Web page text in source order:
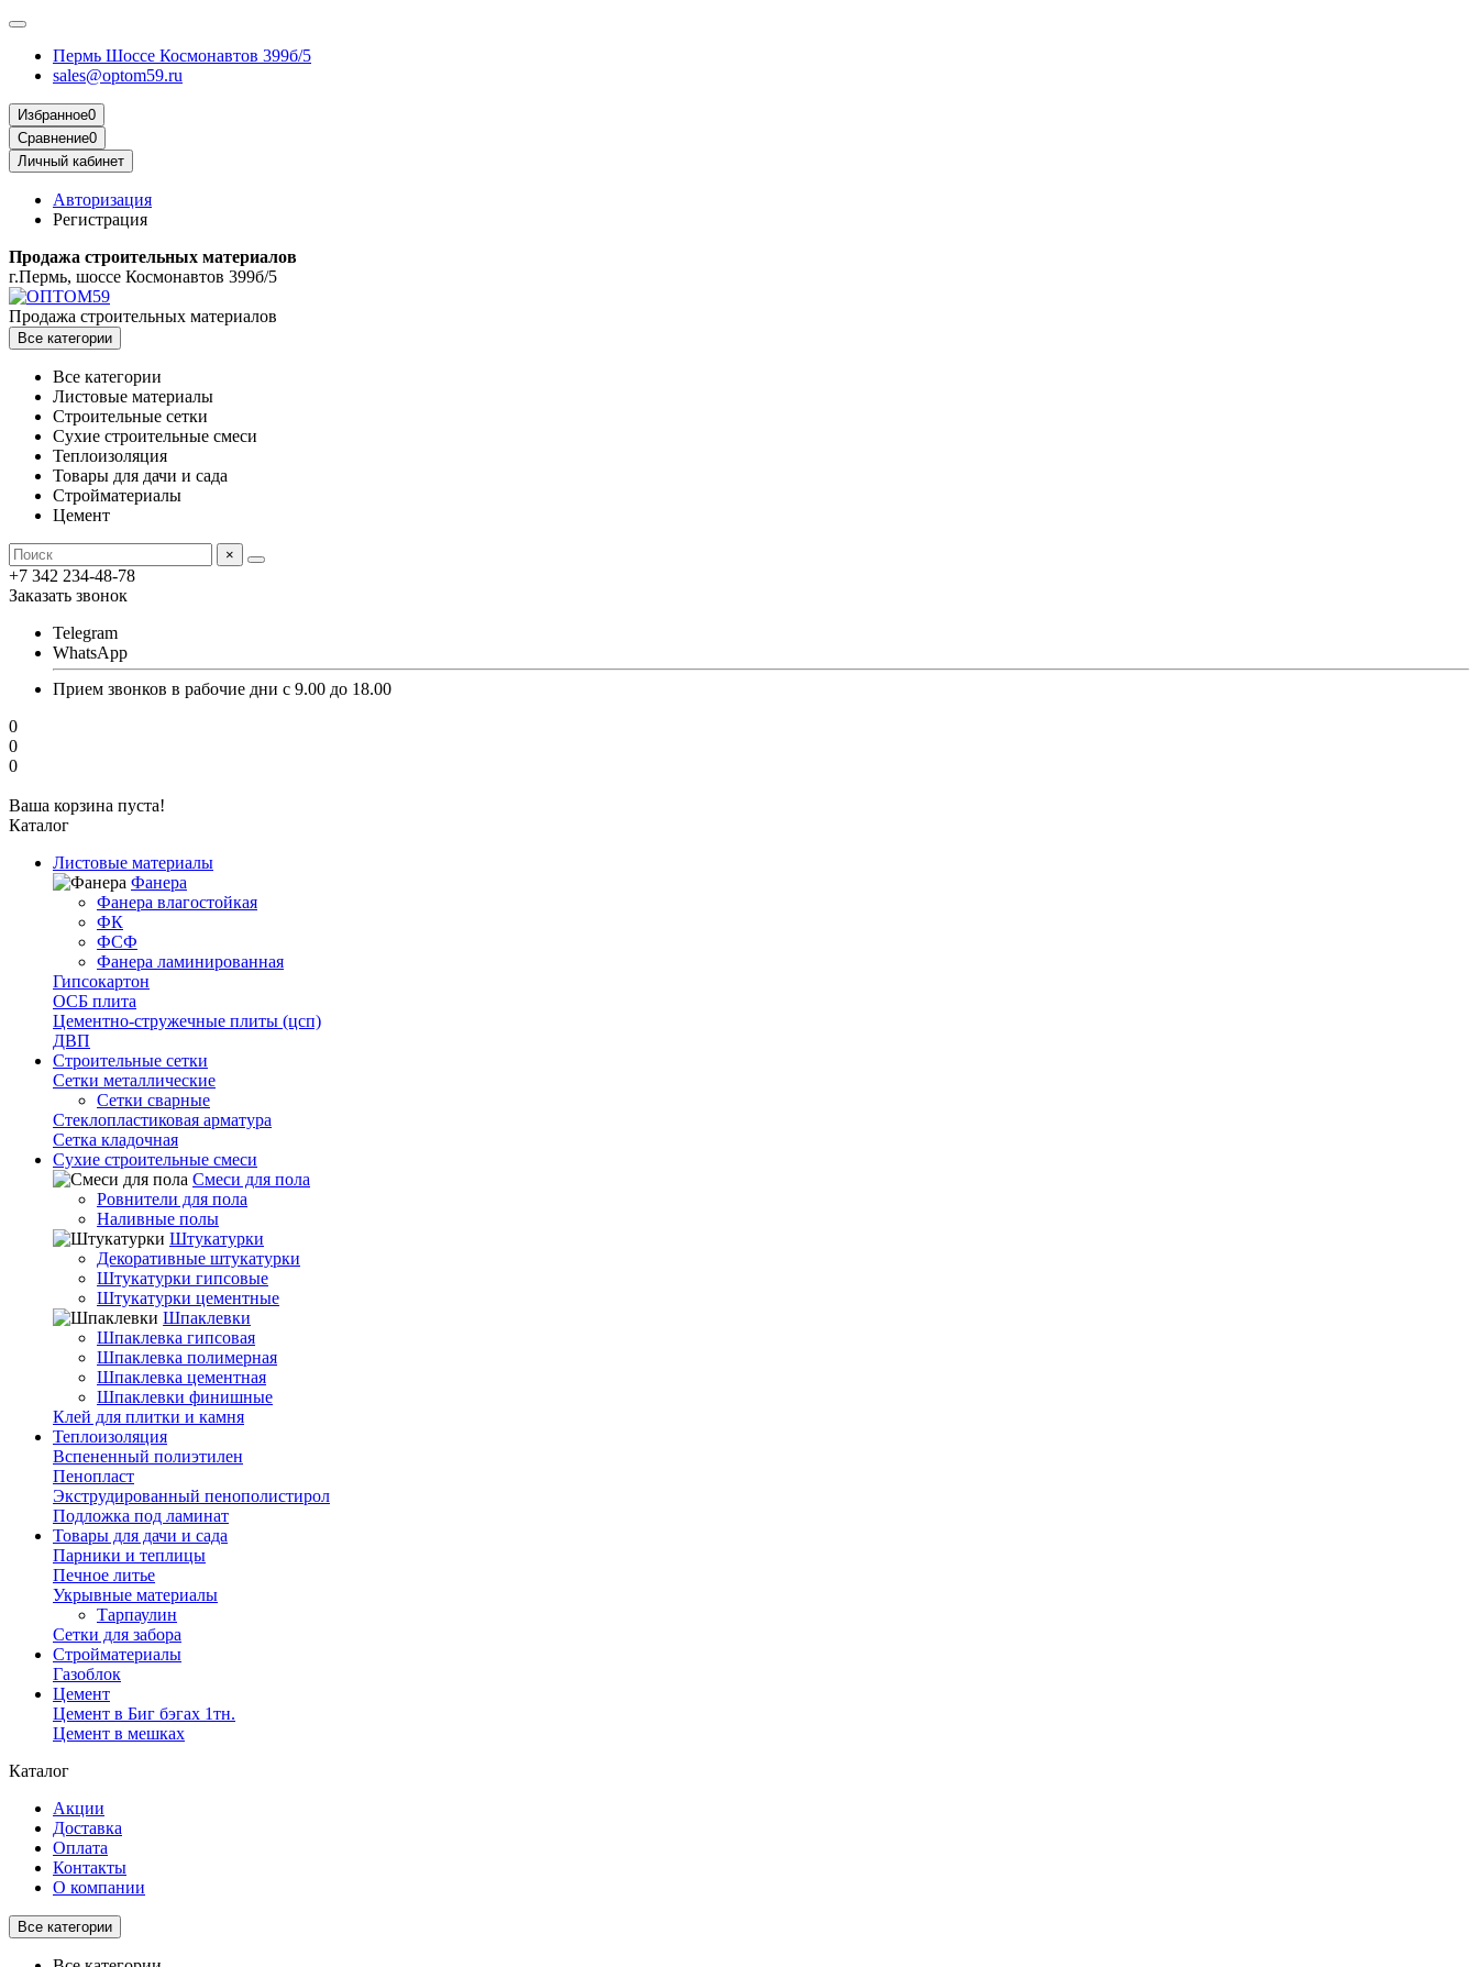
Пермь Шоссе Космонавтов 399б/5
sales@optom59.ru
Избранное0
Сравнение0
Личный кабинет
Авторизация
Регистрация
Продажа строительных материалов
г.Пермь, шоссе Космонавтов 399б/5
Продажа строительных материалов
Все категории
Все категории
Листовые материалы
Строительные сетки
Сухие строительные смеси
Теплоизоляция
Товары для дачи и сада
Стройматериалы
Цемент
×
+7 342 234-48-78
Заказать звонок
Telegram
WhatsApp
Прием звонков в рабочие дни с 9.00 до 18.00
0
0
0
Ваша корзина пуста!
Каталог
Листовые материалы
Фанера
Фанера влагостойкая
ФК
ФСФ
Фанера ламинированная
Гипсокартон
ОСБ плита
Цементно-стружечные плиты (цсп)
ДВП
Строительные сетки
Сетки металлические
Сетки сварные
Стеклопластиковая арматура
Сетка кладочная
Сухие строительные смеси
Смеси для пола
Ровнители для пола
Наливные полы
Штукатурки
Декоративные штукатурки
Штукатурки гипсовые
Штукатурки цементные
Шпаклевки
Шпаклевка гипсовая
Шпаклевка полимерная
Шпаклевка цементная
Шпаклевки финишные
Клей для плитки и камня
Теплоизоляция
Вспененный полиэтилен
Пенопласт
Экструдированный пенополистирол
Подложка под ламинат
Товары для дачи и сада
Парники и теплицы
Печное литье
Укрывные материалы
Тарпаулин
Сетки для забора
Стройматериалы
Газоблок
Цемент
Цемент в Биг бэгах 1тн.
Цемент в мешках
Каталог
Акции
Доставка
Оплата
Контакты
О компании
Все категории